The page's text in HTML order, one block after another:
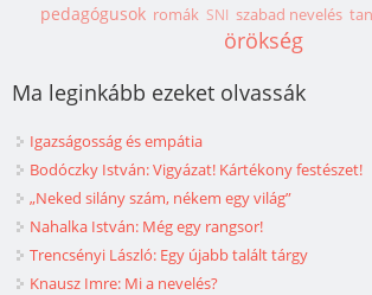
pedagógusok romák SNI szabad nevelés
örökség
Ma leginkább ezeket olvassák
Igazságosság és empátia
Bodóczky István: Vigyázat! Kártékony festészet!
„Neked silány szám, nékem egy világ”
Nahalka István: Még egy rangsor!
Trencsényi László: Egy újabb talált tárgy
Knausz Imre: Mi a nevelés?